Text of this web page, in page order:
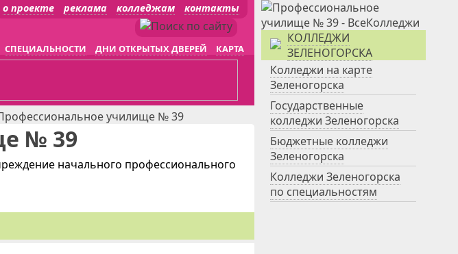
о проекте реклама колледжам контакты
СПЕЦИАЛЬНОСТИ ДНИ ОТКРЫТЫХ ДВЕРЕЙ КАРТА
училище № 39
№ 39
начального профессионального
КОЛЛЕДЖИ
ЗЕЛЕНОГОРСКА
Колледжи на карте
Зеленогорска
Государственные
колледжи Зеленогорска
Бюджетные колледжи
Зеленогорска
Колледжи Зеленогорска
по специальностям